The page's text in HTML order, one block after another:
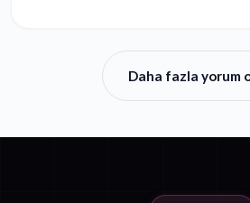
Daha fazla yorum